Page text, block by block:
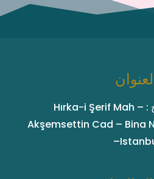
اسطنبول / الفاتح : Hırka-i Şerif Mah –
Akşemsettin Cad – Bina